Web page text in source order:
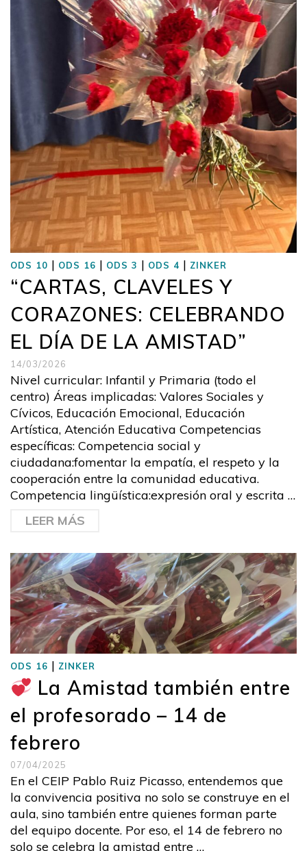
ODS 10 | ODS 16 | ODS 3 | ODS 4 | ZINKER
“CARTAS, CLAVELES Y
CORAZONES: CELEBRANDO
EL DÍA DE LA AMISTAD”
14/03/2026
Nivel curricular: Infantil y Primaria (todo el
centro) Áreas implicadas: Valores Sociales y
Cívicos, Educación Emocional, Educación
Artística, Atención Educativa Competencias
específicas: Competencia social y
ciudadana:fomentar la empatía, el respeto y la
cooperación entre la comunidad educativa.
Competencia lingüística:expresión oral y escrita …
LEER MÁS
ODS 16 | ZINKER
La Amistad también entre
el profesorado – 14 de
febrero
07/04/2025
En el CEIP Pablo Ruiz Picasso, entendemos que
la convivencia positiva no solo se construye en el
aula, sino también entre quienes forman parte
del equipo docente. Por eso, el 14 de febrero no
solo se celebra la amistad entre …